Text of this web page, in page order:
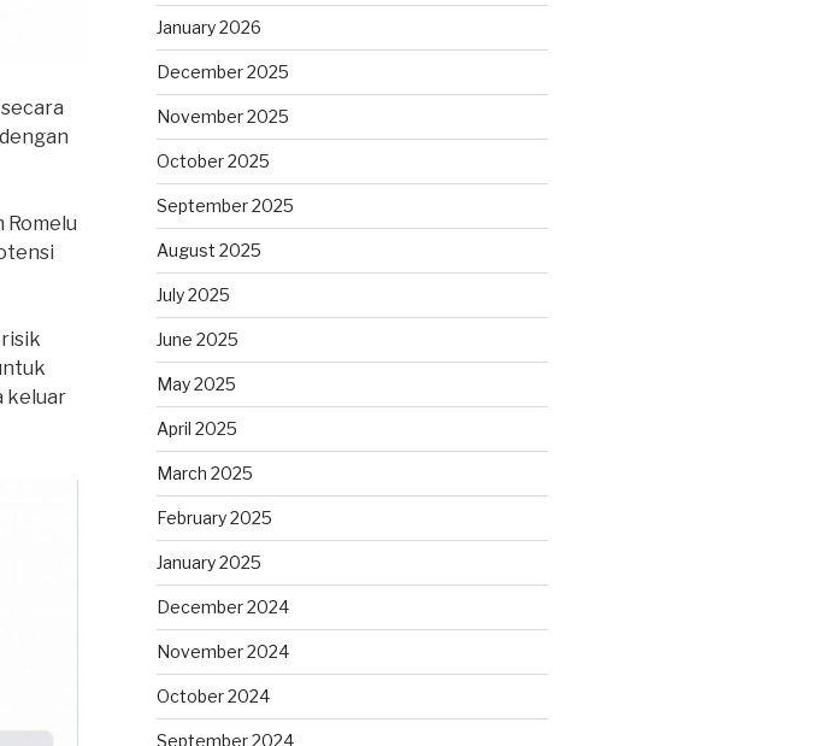
Romelu
keluar
January 2026
December 2025
November 2025
October 2025
September 2025
August 2025
July 2025
June 2025
May 2025
April 2025
March 2025
February 2025
January 2025
December 2024
November 2024
October 2024
September 2024